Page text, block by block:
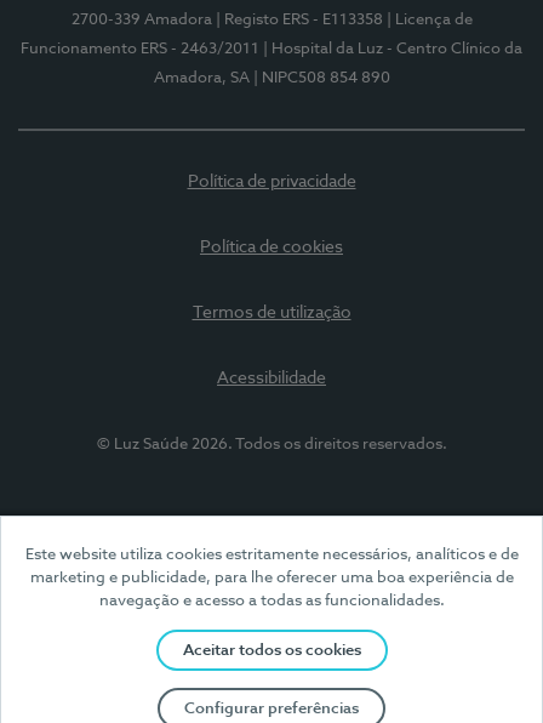
Este website utiliza cookies estritamente necessários, analíticos e de
marketing e publicidade, para lhe oferecer uma boa experiência de
navegação e acesso a todas as funcionalidades.
Aceitar todos os cookies
Configurar preferências
2700-339 Amadora
| Registo ERS - E113358
| Licença de
Funcionamento ERS - 2463/2011
| Hospital da Luz - Centro Clínico da
Amadora, SA
| NIPC508 854 890
Política de privacidade
Política de cookies
Termos de utilização
Acessibilidade
© Luz Saúde 2026. Todos os direitos reservados.